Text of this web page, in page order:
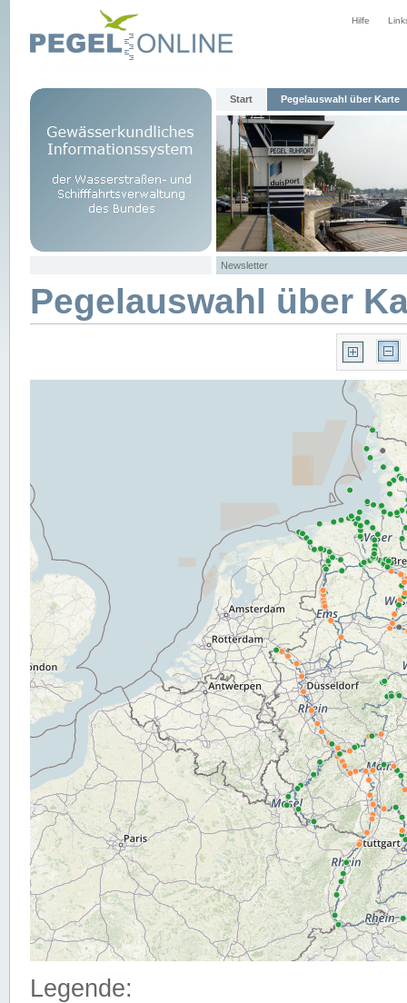
Hilfe
Start Pegelauswahl über Karte
Newsletter
Pegelauswahl über
Legende: